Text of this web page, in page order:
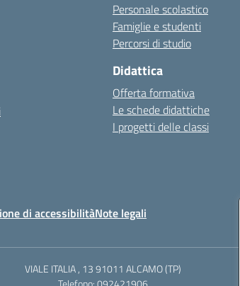
Personale scolastico
Famiglie e studenti
Percorsi di studio
Didattica
Offerta formativa
Le schede didattiche
I progetti delle classi
di accessibilitàNote legali
VIALE ITALIA , 13 91011 ALCAMO (TP)